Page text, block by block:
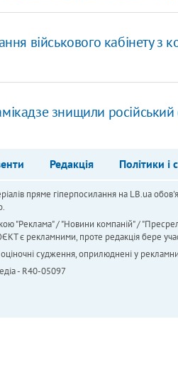
військового кабінету
знищили
Редакція Політики і
пряме гіперпосилання на LB.ua
"Реклама" / "Новини компаній" /
є рекламними, проте редакція бере
судження, оприлюднені у
- R40-05097